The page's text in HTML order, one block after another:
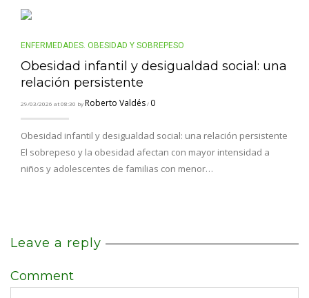
ENFERMEDADES. OBESIDAD Y SOBREPESO
Obesidad infantil y desigualdad social: una
relación persistente
29/03/2026 at 08:30 byRoberto Valdés/ 0
Obesidad infantil y desigualdad social: una relación persistente
El sobrepeso y la obesidad afectan con mayor intensidad a
niños y adolescentes de familias con menor…
Leave a reply
Comment